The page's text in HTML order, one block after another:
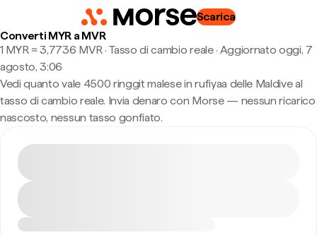
Scarica
Converti MYR a MVR
1 MYR ≈ 3,7736 MVR · Tasso di cambio reale· Aggiornato oggi, 7
agosto, 3:06
Vedi quanto vale 4500 ringgit malese in rufiyaa delle Maldive al
tasso di cambio reale. Invia denaro con Morse — nessun ricarico
nascosto, nessun tasso gonfiato.